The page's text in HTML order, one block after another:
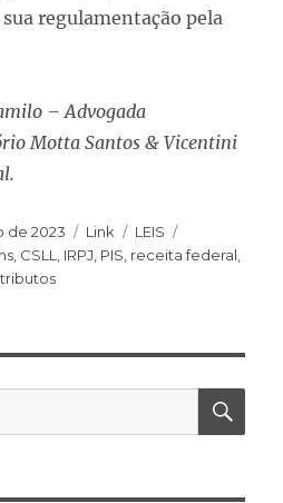
regulamentação pela
– Advogada
Motta Santos & Vicentini
de 2023 Link
LEIS
, CSLL, IRPJ, PIS, receita federal,
tributos